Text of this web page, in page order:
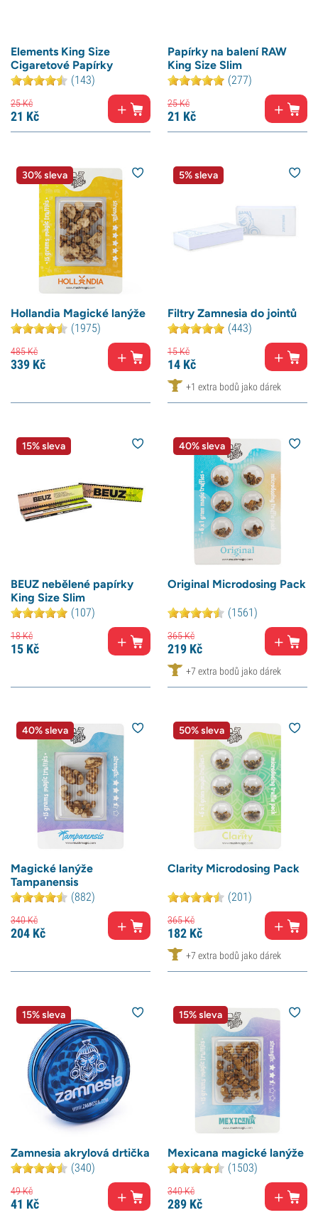
Elements King Size
Cigaretové Papírky
(143)
25Kč
21 Kč
Papírky na balení RAW
King Size Slim
(277)
25Kč
21 Kč
30% sleva
Hollandia Magické lanýže
(1975)
485Kč
339 Kč
5% sleva
Filtry Zamnesia do jointů
(443)
15Kč
14 Kč
+1 extra bodů jako dárek
15% sleva
BEUZ nebělené papírky
King Size Slim
(107)
18Kč
15 Kč
40% sleva
Original Microdosing Pack
(1561)
365Kč
219 Kč
+7 extra bodů jako dárek
40% sleva
Magické lanýže
Tampanensis
(882)
340Kč
204 Kč
50% sleva
Clarity Microdosing Pack
(201)
365Kč
182 Kč
+7 extra bodů jako dárek
15% sleva
Zamnesia akrylová drtička
(340)
49Kč
41 Kč
15% sleva
Mexicana magické lanýže
(1503)
340Kč
289 Kč